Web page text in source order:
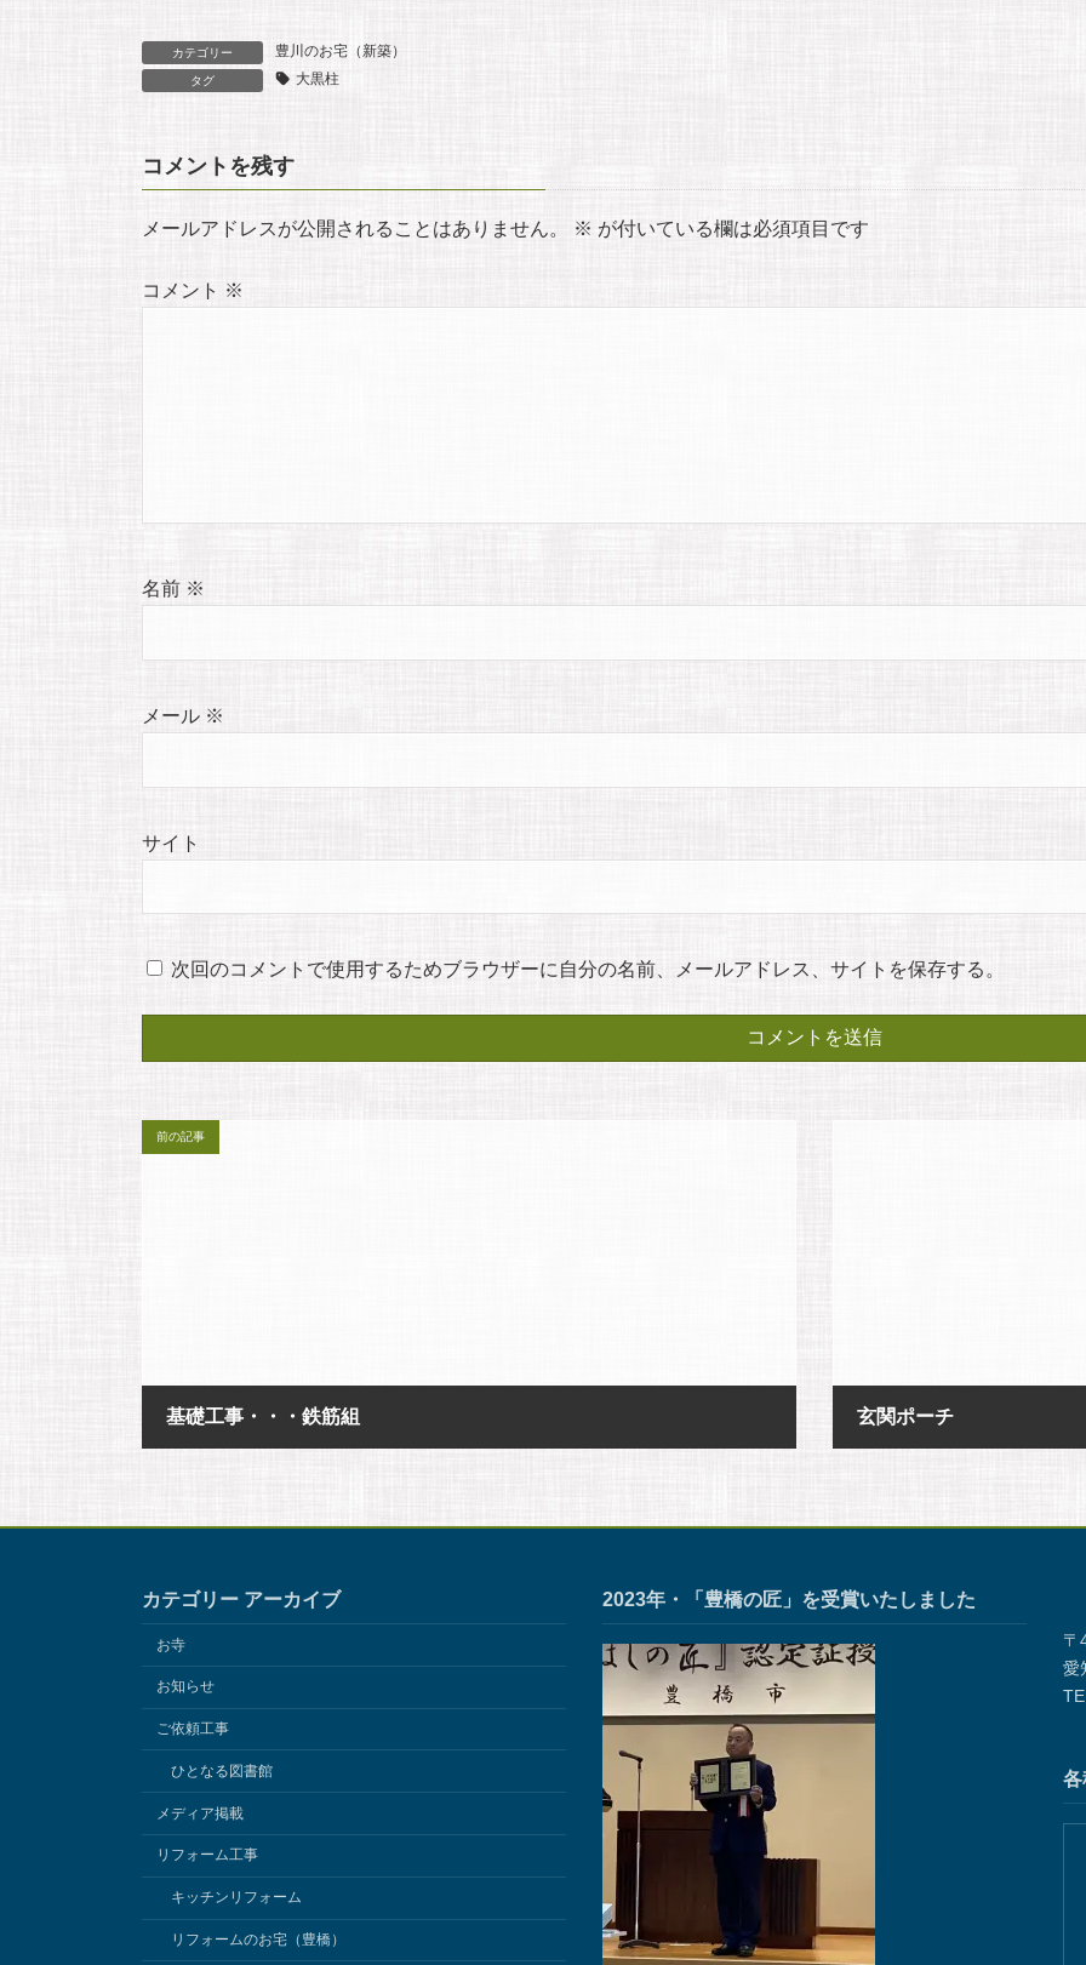
カテゴリー 豊川のお宅（新築）
タグ 大黒柱
コメントを残す
メールアドレスが公開されることはありません。 ※ が付いている欄は必須項目です
コメント ※
名前 ※
メール ※
サイト
次回のコメントで使用するためブラウザーに自分の名前、メールアドレス、サイトを保存する。
前の記事
基礎工事・・・鉄筋組 玄関ポーチ
カテゴリー アーカイブ
お寺
お知らせ
ご依頼工事
ひとなる図書館
メディア掲載
リフォーム工事
キッチンリフォーム
リフォームのお宅（豊橋）
2023年・「豊橋の匠」を受賞いたしました
〒
愛
各